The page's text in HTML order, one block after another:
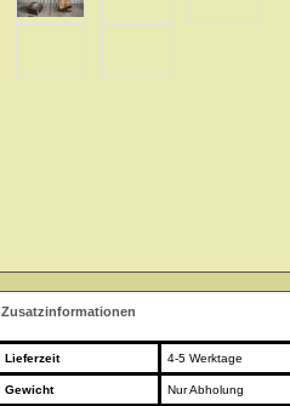
Zusatzinformationen
Lieferzeit 4-5 Werktage
Gewicht Nur Abholung